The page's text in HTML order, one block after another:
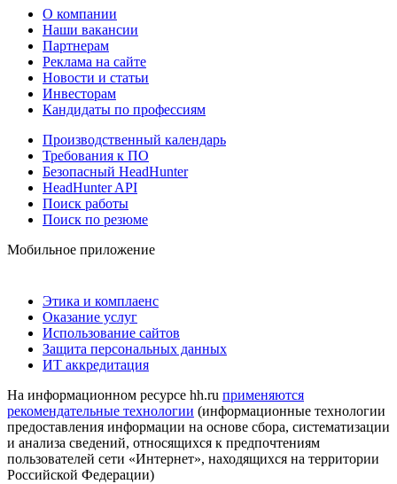
О компании
Наши вакансии
Партнерам
Реклама на сайте
Новости и статьи
Инвесторам
Кандидаты по профессиям
Производственный календарь
Требования к ПО
Безопасный HeadHunter
HeadHunter API
Поиск работы
Поиск по резюме
Мобильное приложение
Этика и комплаенс
Оказание услуг
Использование сайтов
Защита персональных данных
ИТ аккредитация
На информационном ресурсе hh.ru применяются
рекомендательные технологии (информационные технологии
предоставления информации на основе сбора, систематизации
и анализа сведений, относящихся к предпочтениям
пользователей сети «Интернет», находящихся на территории
Российской Федерации)